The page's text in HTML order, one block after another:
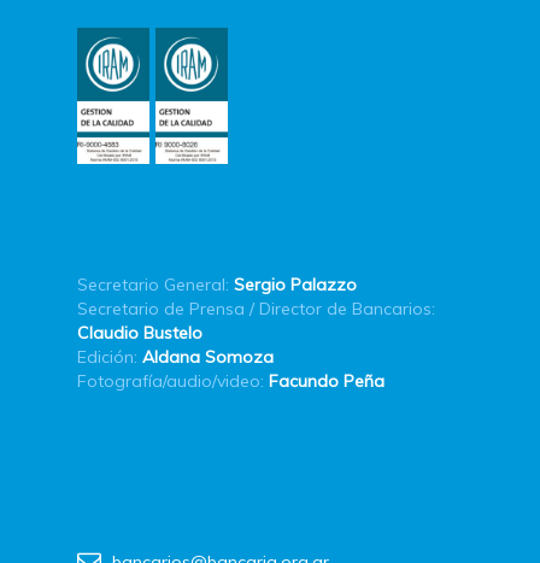
Secretario General: Sergio Palazzo
Secretario de Prensa / Director de Bancarios:
Claudio Bustelo
Edición: Aldana Somoza
Fotografía/audio/video: Facundo Peña